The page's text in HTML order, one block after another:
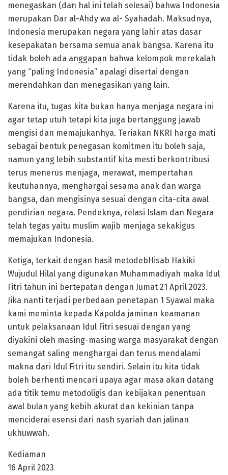
menegaskan (dan hal ini telah selesai) bahwa Indonesia
merupakan Dar al-Ahdy wa al- Syahadah. Maksudnya,
Indonesia merupakan negara yang lahir atas dasar
kesepakatan bersama semua anak bangsa. Karena itu
tidak boleh ada anggapan bahwa kelompok merekalah
yang “paling Indonesia” apalagi disertai dengan
merendahkan dan menegasikan yang lain.
Karena itu, tugas kita bukan hanya menjaga negara ini
agar tetap utuh tetapi kita juga bertanggung jawab
mengisi dan memajukanhya. Teriakan NKRI harga mati
sebagai bentuk penegasan komitmen itu boleh saja,
namun yang lebih substantif kita mesti berkontribusi
terus menerus menjaga, merawat, mempertahan
keutuhannya, menghargai sesama anak dan warga
bangsa, dan mengisinya sesuai dengan cita-cita awal
pendirian negara. Pendeknya, relasi Islam dan Negara
telah tegas yaitu muslim wajib menjaga sekakigus
memajukan Indonesia.
Ketiga, terkait dengan hasil metodebHisab Hakiki
Wujudul Hilal yang digunakan Muhammadiyah maka Idul
Fitri tahun ini bertepatan dengan Jumat 21 April 2023.
Jika nanti terjadi perbedaan penetapan 1 Syawal maka
kami meminta kepada Kapolda jaminan keamanan
untuk pelaksanaan Idul Fitri sesuai dengan yang
diyakini oleh masing-masing warga masyarakat dengan
semangat saling menghargai dan terus mendalami
makna dari Idul Fitri itu sendiri. Selain itu kita tidak
boleh berhenti mencari upaya agar masa akan datang
ada titik temu metodoligis dan kebijakan penentuan
awal bulan yang kebih akurat dan kekinian tanpa
menciderai esensi dari nash syariah dan jalinan
ukhuwwah.
Kediaman
16 April 2023